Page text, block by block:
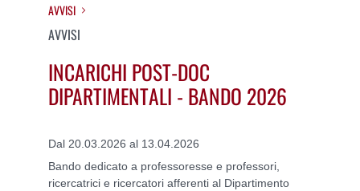
AVVISI
AVVISI
INCARICHI POST-DOC
DIPARTIMENTALI - BANDO 2026
Dal 20.03.2026 al 13.04.2026
Bando dedicato a professoresse e professori,
ricercatrici e ricercatori afferenti al Dipartimento